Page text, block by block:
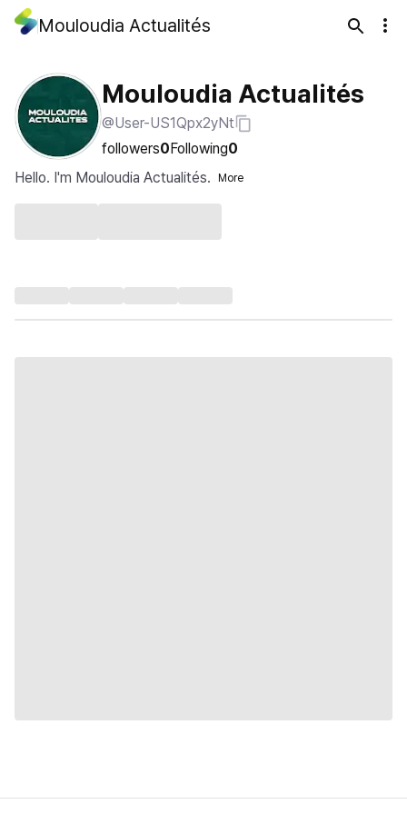
Mouloudia Actualités
Mouloudia Actualités
@User-US1Qpx2yNt
followers0Following0
Hello. I'm Mouloudia Actualités.
More